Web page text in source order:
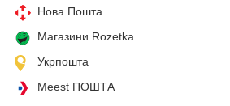
Нова Пошта
Магазини Rozetka
Укрпошта
Meest ПОШТА